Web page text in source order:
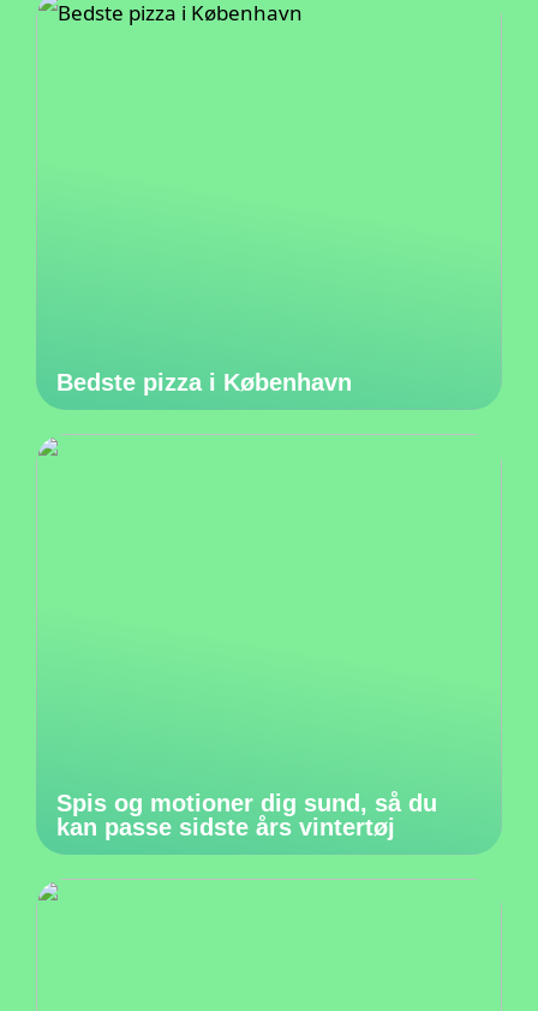
Bedste pizza i København
Spis og motioner dig sund, så du
kan passe sidste års vintertøj